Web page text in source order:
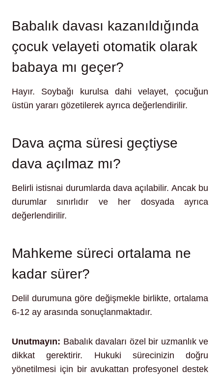
Babalık davası kazanıldığında
çocuk velayeti otomatik olarak
babaya mı geçer?
Hayır. Soybağı kurulsa dahi velayet, çocuğun
üstün yararı gözetilerek ayrıca değerlendirilir.
Dava açma süresi geçtiyse
dava açılmaz mı?
Belirli istisnai durumlarda dava açılabilir. Ancak bu
durumlar sınırlıdır ve her dosyada ayrıca
değerlendirilir.
Mahkeme süreci ortalama ne
kadar sürer?
Delil durumuna göre değişmekle birlikte, ortalama
6-12 ay arasında sonuçlanmaktadır.
Unutmayın: Babalık davaları özel bir uzmanlık ve
dikkat gerektirir. Hukuki sürecinizin doğru
yönetilmesi için bir avukattan profesyonel destek